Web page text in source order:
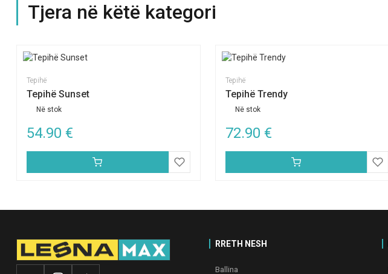
Tjera në këtë kategori
Tepihë
Tepihë Sunset
Në stok
54.90 €
Tepihë
Tepihë Trendy
Në stok
72.90 €
RRETH NESH
Ballina